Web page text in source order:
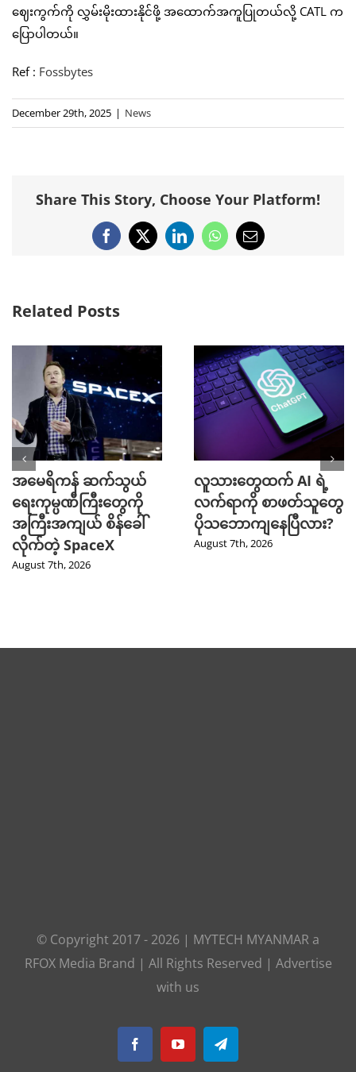
ဈေးကွက်ကို လွှမ်းမိုးထားနိုင်ဖို့ အထောက်အကူပြုတယ်လို့ CATL က
ပြောပါတယ်။
Ref : Fossbytes
December 29th, 2025 | News
Share This Story, Choose Your Platform!
Facebook
X LinkedInWhatsApp
Email
Related Posts
အမေရိကန် ဆက်သွယ်
ရေးကုမ္ပဏီကြီးတွေကို
အကြီးအကျယ် စိန်ခေါ်
လိုက်တဲ့ SpaceX
August 7th, 2026
လူသားတွေထက် AI ရဲ့
လက်ရာကို စာဖတ်သူတွေ
ပိုသဘောကျနေပြီလား?
August 7th, 2026
© Copyright 2017 - 2026 | MYTECH MYANMAR a
RFOX Media Brand | All Rights Reserved | Advertise
with us
FacebookYouTubeTelegram